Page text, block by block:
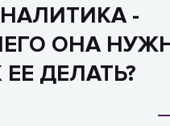
-
ОНА
ДЕЛАТЬ?